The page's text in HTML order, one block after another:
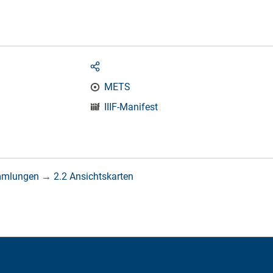
METS
IIIF-Manifest
→ 2.2 Ansichtskarten